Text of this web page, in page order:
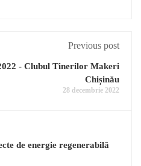
Previous post
- Clubul Tinerilor Makeri
Chișinău
28 decembrie 2022
de energie regenerabilă